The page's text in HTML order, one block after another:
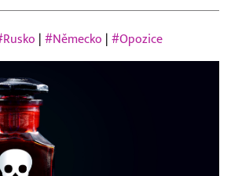
|#Německo |#Opozice